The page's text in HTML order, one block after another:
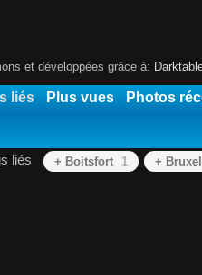
et développées grâce à:
liés Plus vues Photos
liés + Boitsfort 1 +